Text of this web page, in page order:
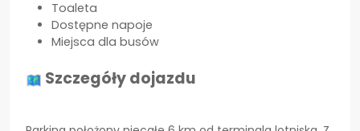
Toaleta
Dostępne napoje
Miejsca dla busów
Szczegóły dojazdu